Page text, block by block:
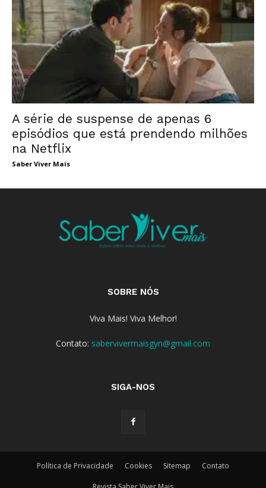
A série de suspense de apenas 6
episódios que está prendendo milhões
na Netflix
Saber Viver Mais
SOBRE NÓS
Viva Mais! Viva Melhor!
Contato: sabervivermaisgyn@gmail.com
SIGA-NOS
Política de Privacidade Cookies Sitemap Contato